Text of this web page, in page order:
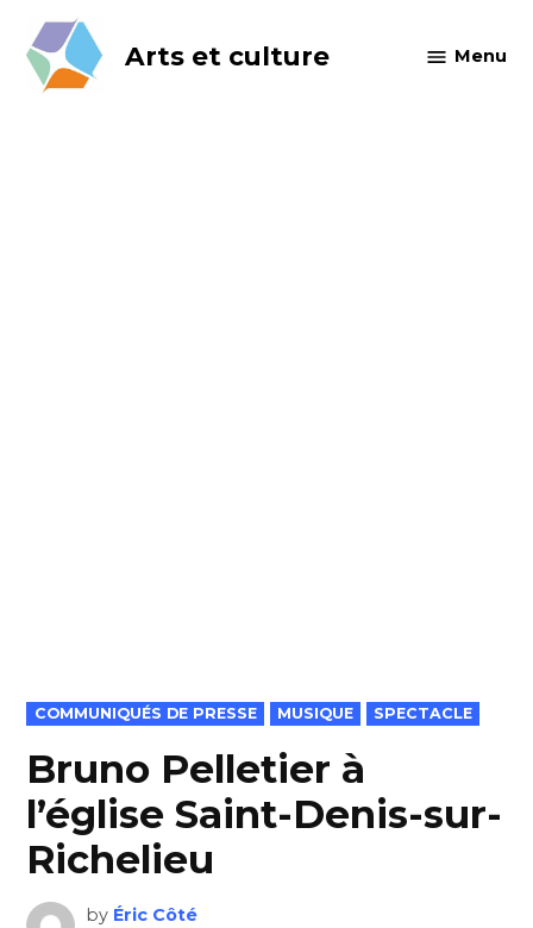
content
Arts et culture Menu
POSTED
IN
COMMUNIQUÉS DE PRESSE MUSIQUE SPECTACLE
Bruno Pelletier à
l’église Saint-Denis-sur-
Richelieu
by Éric Côté